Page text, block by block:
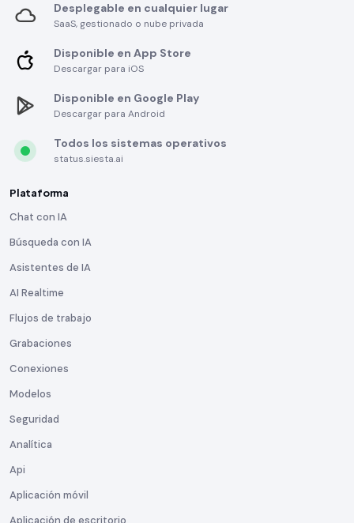
Desplegable en cualquier lugar
SaaS, gestionado o nube privada
Disponible en App Store
Descargar para iOS
Disponible en Google Play
Descargar para Android
Todos los sistemas operativos
status.siesta.ai
Plataforma
Chat con IA
Búsqueda con IA
Asistentes de IA
AI Realtime
Flujos de trabajo
Grabaciones
Conexiones
Modelos
Seguridad
Analítica
Api
Aplicación móvil
Aplicación de escritorio